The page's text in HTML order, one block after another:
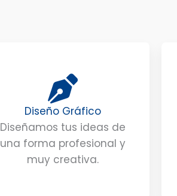
Diseño Gráfico
Diseñamos tus ideas de
una forma profesional y
muy creativa.